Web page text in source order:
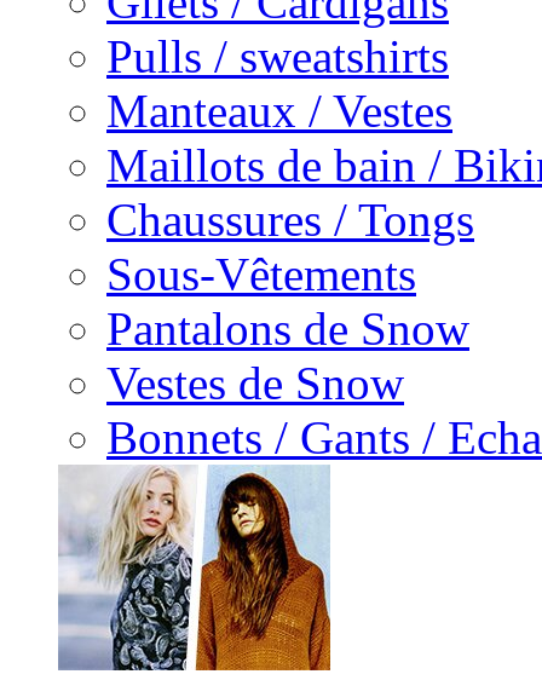
Pulls / sweatshirts
Manteaux / Vestes
Maillots de bain /
Chaussures / Tongs
Sous-Vêtements
Pantalons de Snow
Vestes de Snow
Bonnets / Gants /